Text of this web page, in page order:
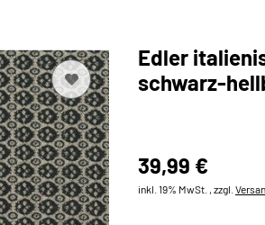
Edler
schwarz-
39,99 €
inkl. 19% MwSt. , zzgl.